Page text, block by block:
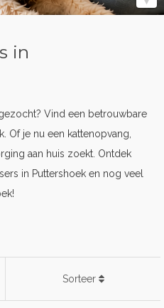
in
Vind een betrouwbare
Of je nu een kattenopvang,
aan huis zoekt. Ontdek
in Puttershoek en nog veel
Sorteer